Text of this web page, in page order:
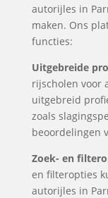
autorijles in
maken. Ons
functies:
Uitgebreide
rijscholen voor
uitgebreid
zoals
beoordelingen
Zoek- en
en filteropties
autorijles in